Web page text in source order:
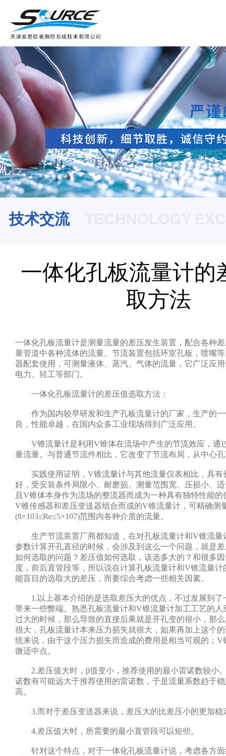
技术交流
一体化孔板流量计的
取方法
一体化孔板流量计是测量流量的差压发生装置，配合各种
量管道中各种流体的流量。节流装置包括环室孔板，喷嘴
器配套使用，可测量液体、蒸汽、气体的流量，它广泛应
电力、轻工等部门。
一体化孔板流量计的差压值选取方法：
作为国内较早研发和生产孔板流量计的厂家，生产的一
良，性能卓越，在国内众多工业现场得到广泛应用。
V锥流量计是利用V锥体在流场中产生的节流效应，通
量流量。与普通节流件相比，它改变了节流布局，从中心
实践使用证明，V锥流量计与其他流量仪表相比，具有
好，受安装条件局限小、耐磨损、测量范围宽、压损小、
且V锥体本身作为流场的整流器而成为一种具有独特性能
V锥传感器和差压变送器组合而成的V锥流量计，可精确测
(8×103≤Re≤5×107)范围内各种介质的流量。
生产节流装置厂商都知道，在对孔板流量计和V锥流量
参数计算开孔直径的时候，会涉及到这么一个问题，就是
如何选取的问题？差压值如何选取，该选多大的？和很多
度，前后直管段等，所以说在计算孔板流量计和V锥流量
能盲目的选取大的差压，而要综合考虑一些相关因素。
1.以上基本介绍的是选取差压大的优点，不过发展到了
带来一些弊端。熟悉孔板流量计和V锥流量计加工工艺的
过大的时候，那么导致的直接后果就是开孔变的很小，那
很大，孔板流量计本来压力损失就很大，如果再加上这个
统来说，由于这个压力损失而造成的费用是相当可观的；
微适中点。
2.差压值大时，β值变小，推荐使用的最小雷诺数较小
诺数有可能远大于推荐使用的雷诺数，于是流量系数趋于
高。
3.而对于差压变送器来说，差压大的比差压小的更加稳
4.差压值大时，所需要的最小直管段可以短些。
针对这个特点，对于一体化孔板流量计说，考虑各方面